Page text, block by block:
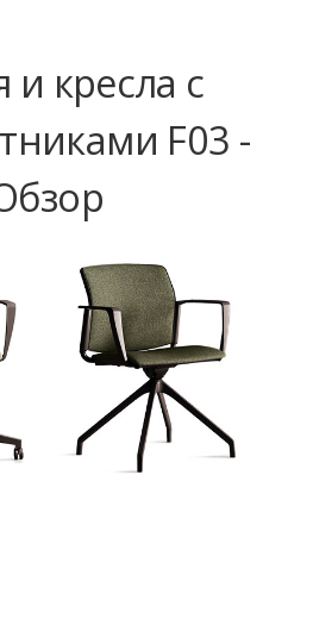
и кресла с
F03 -